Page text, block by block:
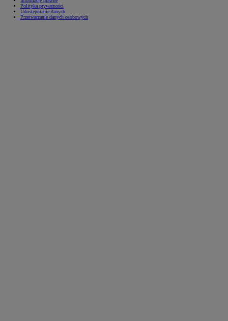
Polityka prywatności
Udostępnianie danych
Przetwarzanie danych osobowych